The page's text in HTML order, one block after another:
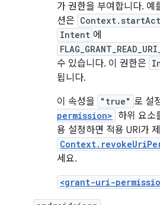
가 권한을 부여합니다. 예
션은
Intent 에
수 있습니다. 이 권한은
됩니다.
이 속성을
"true" 로 설
permission> 하위 요소
용 설정하면 적용 URI가
세요.
<grant-uri-